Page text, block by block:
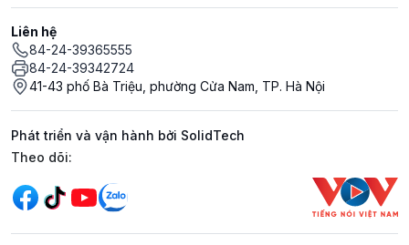
Liên hệ
84-24-39365555
84-24-39342724
41-43 phố Bà Triệu, phường Cửa Nam, TP. Hà Nội
Phát triển và vận hành bởi SolidTech
Mạng xã hội
Theo dõi: